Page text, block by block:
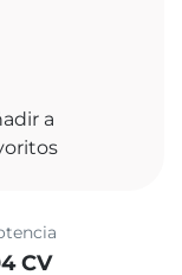
a
CV